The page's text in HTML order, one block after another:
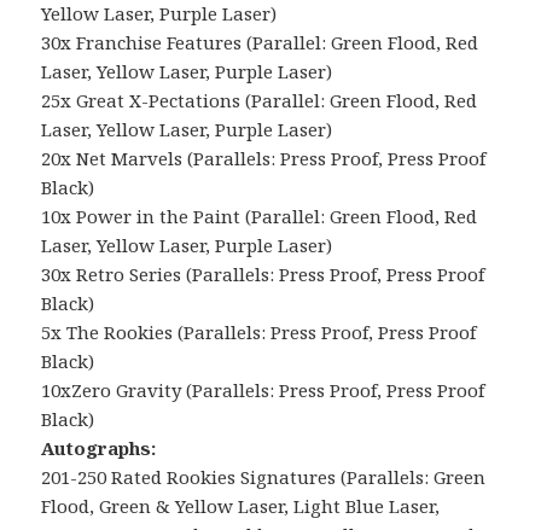
Yellow Laser, Purple Laser)
30x Franchise Features (Parallel: Green Flood, Red
Laser, Yellow Laser, Purple Laser)
25x Great X-Pectations (Parallel: Green Flood, Red
Laser, Yellow Laser, Purple Laser)
20x Net Marvels (Parallels: Press Proof, Press Proof
Black)
10x Power in the Paint (Parallel: Green Flood, Red
Laser, Yellow Laser, Purple Laser)
30x Retro Series (Parallels: Press Proof, Press Proof
Black)
5x The Rookies (Parallels: Press Proof, Press Proof
Black)
10xZero Gravity (Parallels: Press Proof, Press Proof
Black)
Autographs:
201-250 Rated Rookies Signatures (Parallels: Green
Flood, Green & Yellow Laser, Light Blue Laser,